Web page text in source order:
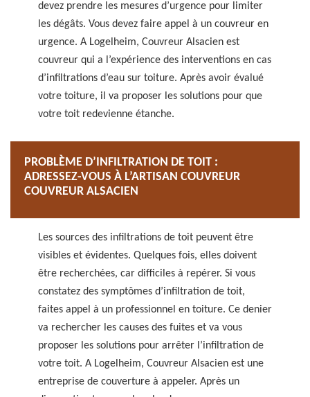
devez prendre les mesures d’urgence pour limiter
les dégâts. Vous devez faire appel à un couvreur en
urgence. A Logelheim, Couvreur Alsacien est
couvreur qui a l’expérience des interventions en cas
d’infiltrations d’eau sur toiture. Après avoir évalué
votre toiture, il va proposer les solutions pour que
votre toit redevienne étanche.
PROBLÈME D’INFILTRATION DE TOIT :
ADRESSEZ-VOUS À L’ARTISAN COUVREUR
COUVREUR ALSACIEN
Les sources des infiltrations de toit peuvent être
visibles et évidentes. Quelques fois, elles doivent
être recherchées, car difficiles à repérer. Si vous
constatez des symptômes d’infiltration de toit,
faites appel à un professionnel en toiture. Ce denier
va rechercher les causes des fuites et va vous
proposer les solutions pour arrêter l’infiltration de
votre toit. A Logelheim, Couvreur Alsacien est une
entreprise de couverture à appeler. Après un